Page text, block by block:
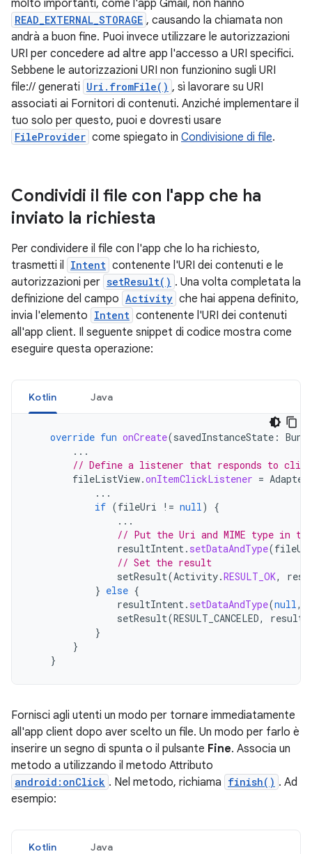
molto importanti, come l'app Gmail, non hanno
READ_EXTERNAL_STORAGE , causando la chiamata non
andrà a buon fine. Puoi invece utilizzare le autorizzazioni
URI per concedere ad altre app l'accesso a URI specifici.
Sebbene le autorizzazioni URI non funzionino sugli URI
file:// generati Uri.fromFile() , sì lavorare su URI
associati ai Fornitori di contenuti. Anziché implementare il
tuo solo per questo, puoi e dovresti usare
FileProvider come spiegato in Condivisione di file.
Condividi il file con l'app che ha
inviato la richiesta
Per condividere il file con l'app che lo ha richiesto,
trasmetti il Intent contenente l'URI dei contenuti e le
autorizzazioni per setResult() . Una volta completata la
definizione del campo Activity che hai appena definito,
invia l'elemento Intent contenente l'URI dei contenuti
all'app client. Il seguente snippet di codice mostra come
eseguire questa operazione:
Kotlin Java
override fun onCreate(savedInstanceState :
...
// Define a listener that responds to
fileListView.onItemClickListener =
...
if (fileUri != null)
{
...
// Put the Uri and MIME type in
resultIntent. setDataAndType(
// Set the result
setResult(Activity.RESULT_OK,
} else {
resultIntent. setDataAndType(null,
setResult(RESULT_CANCELED,
}
}
}
Fornisci agli utenti un modo per tornare immediatamente
all'app client dopo aver scelto un file. Un modo per farlo è
inserire un segno di spunta o il pulsante Fine. Associa un
metodo a utilizzando il metodo Attributo
android:onClick . Nel metodo, richiama finish() . Ad
esempio:
Kotlin Java